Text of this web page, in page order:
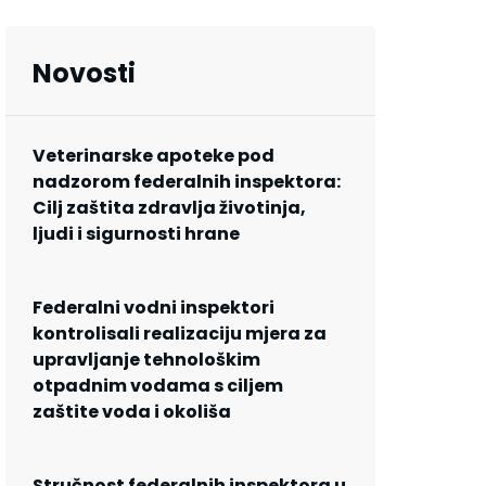
Novosti
Veterinarske apoteke pod
nadzorom federalnih inspektora:
Cilj zaštita zdravlja životinja,
ljudi i sigurnosti hrane
Federalni vodni inspektori
kontrolisali realizaciju mjera za
upravljanje tehnološkim
otpadnim vodama s ciljem
zaštite voda i okoliša